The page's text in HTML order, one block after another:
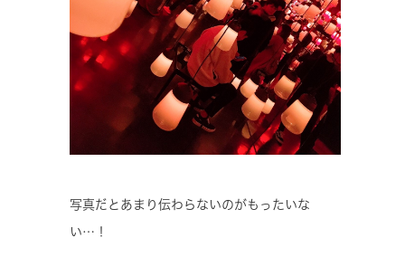
写真だとあまり伝わらないのがもったいな
い…！